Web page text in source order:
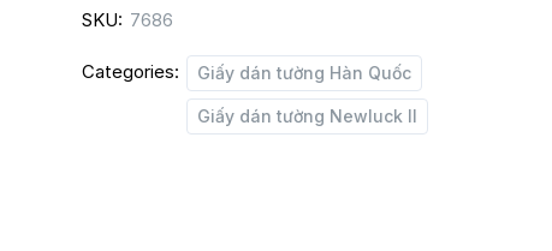
8012-
quantity
SKU: 7686
Categories: Giấy dán tường Hàn Quốc
Giấy dán tường Newluck II